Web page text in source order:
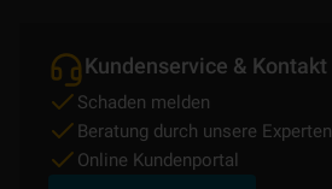
Kundenservice & Kontakt
Schaden melden
Beratung durch unsere Experten
Online Kundenportal